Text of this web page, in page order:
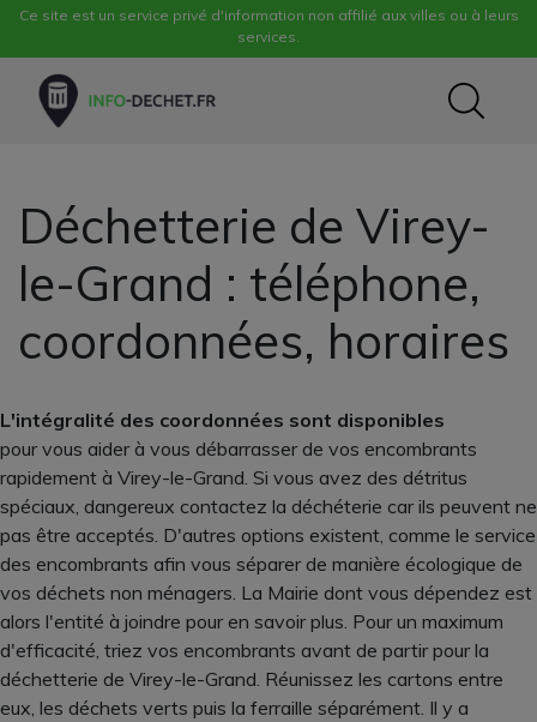
Ce site est un service privé d'information non affilié aux villes ou à leurs
services.
Déchetterie de Virey-
le-Grand : téléphone,
coordonnées, horaires
L'intégralité des coordonnées sont disponibles
pour vous aider à vous débarrasser de vos encombrants
rapidement à Virey-le-Grand. Si vous avez des détritus
spéciaux, dangereux contactez la déchéterie car ils peuvent ne
pas être acceptés. D'autres options existent, comme le service
des encombrants afin vous séparer de manière écologique de
vos déchets non ménagers. La Mairie dont vous dépendez est
alors l'entité à joindre pour en savoir plus. Pour un maximum
d'efficacité, triez vos encombrants avant de partir pour la
déchetterie de Virey-le-Grand. Réunissez les cartons entre
eux, les déchets verts puis la ferraille séparément. Il y a